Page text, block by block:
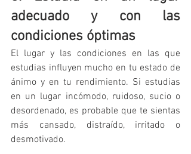
adecuado y con las
condiciones óptimas
El lugar y las condiciones en las que
estudias influyen mucho en tu estado de
ánimo y en tu rendimiento. Si estudias
en un lugar incómodo, ruidoso, sucio o
desordenado, es probable que te sientas
más cansado, distraído, irritado o
desmotivado.